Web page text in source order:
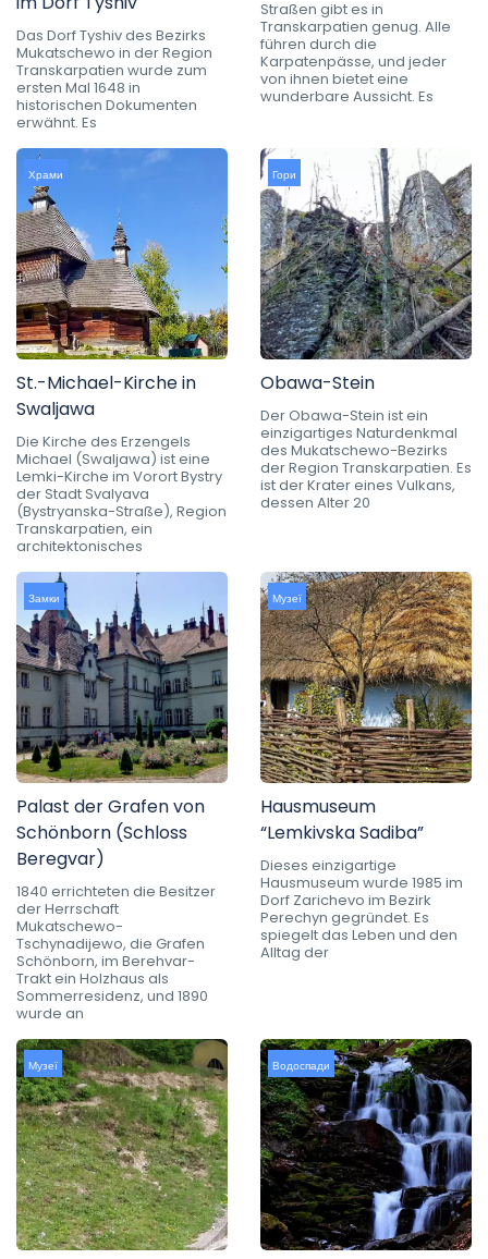
Das Dorf Tyshiv des Bezirks
Mukatschewo in der Region
Transkarpatien wurde zum
ersten Mal 1648 in
historischen Dokumenten
erwähnt. Es
Straßen gibt es in
Transkarpatien genug. Alle
führen durch die
Karpatenpässe, und jeder
von ihnen bietet eine
wunderbare Aussicht. Es
Храми
St.-Michael-Kirche in
Swaljawa
Die Kirche des Erzengels
Michael (Swaljawa) ist eine
Lemki-Kirche im Vorort Bystry
der Stadt Svalyava
(Bystryanska-Straße), Region
Transkarpatien, ein
architektonisches
Гори
Obawa-Stein
Der Obawa-Stein ist ein
einzigartiges Naturdenkmal
des Mukatschewo-Bezirks
der Region Transkarpatien. Es
ist der Krater eines Vulkans,
dessen Alter 20
Замки
Palast der Grafen von
Schönborn (Schloss
Beregvar)
1840 errichteten die Besitzer
der Herrschaft
Mukatschewo-
Tschynadijewo, die Grafen
Schönborn, im Berehvar-
Trakt ein Holzhaus als
Sommerresidenz, und 1890
wurde an
Музеї
Hausmuseum
“Lemkivska Sadiba”
Dieses einzigartige
Hausmuseum wurde 1985 im
Dorf Zarichevo im Bezirk
Perechyn gegründet. Es
spiegelt das Leben und den
Alltag der
Музеї Водоспади